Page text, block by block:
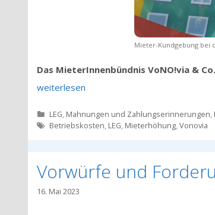
Mieter-Kundgebung bei
Das MieterInnenbündnis VoNO!via &
weiterlesen
Kategorien
LEG, Mahnungen und Zahlungserinnerungen,
Tags
Betriebskosten, LEG, Mieterhöhung,Vonovia
Vorwürfe und
16. Mai 2023